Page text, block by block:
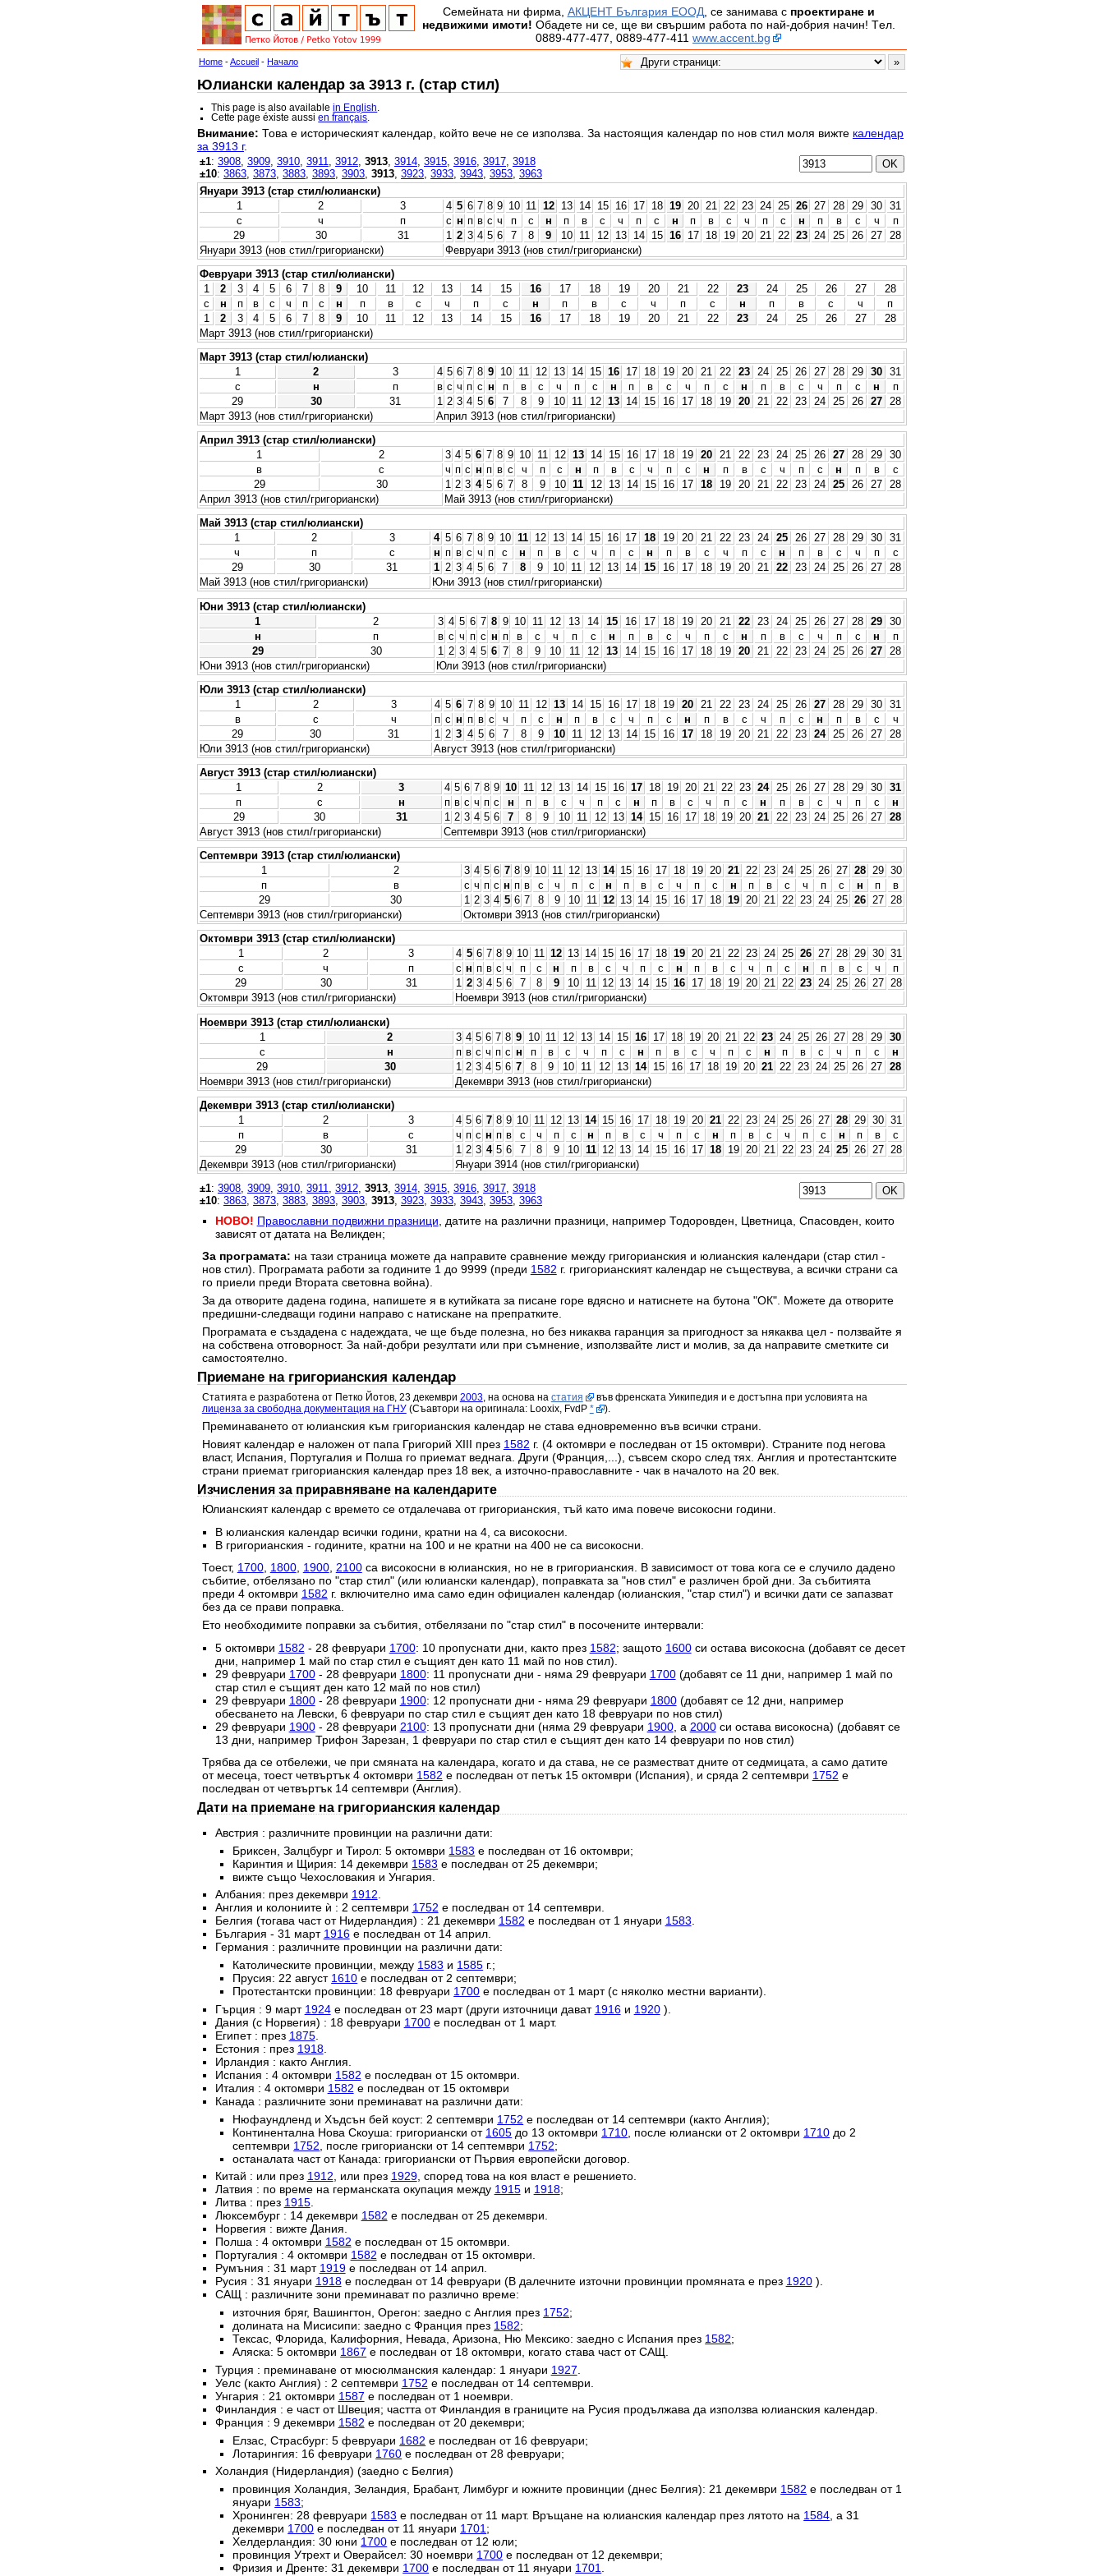
Семейната ни фирма, АКЦЕНТ България ЕООД, се занимава с проектиране и
недвижими имоти! Обадете ни се, ще ви свършим работа по най-добрия начин! Tел.
0889-477-477, 0889-477-411 www.accent.bg
Home -Accueil - Начало
Юлиански календар за 3913 г. (стар стил)
This page is also availablein English
Cette page éxiste aussien français
Внимание: Това е историческият календар, който вече не се използва. За настоящия календар по нов стил моля вижте календар
за 3913 г.
±1: 3908 3909 3910 3911 3912 3913 3914 3915 3916 3917 3918
±10: 3863 3873 3883 3893 3903 3913 3923 3933 3943 3953 3963
Януари 3913 (стар стил/юлиански)
1
2 3 4 5 6 7 8 9 10 11 12 13 14 15 16 17 18 19 20 21 22 23 24 25 26 27 28 29 30 31
с
ч п с н п в с ч п с н п в с ч п с н п в с ч п с н п в с ч
п
29
30 31 1 2 3 4 5 6 7 8 9 10 11 12 13 14 15 16 17 18 19 20 21 22 23 24 25 26 27
28
Януари 3913 (нов стил/григориански)
Февруари 3913 (нов стил/григориански)
Февруари 3913 (стар стил/юлиански)
1
2 3 4 5 6 7 8 9 10 11 12 13 14 15 16 17 18 19 20 21 22 23 24 25 26 27
28
с
н п в с ч п с н п в с ч п с н п в с ч п с н п в с ч
п
1
2 3 4 5 6 7 8 9 10 11 12 13 14 15 16 17 18 19 20 21 22 23 24 25 26 27
28
Март 3913 (нов стил/григориански)
Март 3913 (стар стил/юлиански)
1
2 3 4 5 6 7 8 9 10 11 12 13 14 15 16 17 18 19 20 21 22 23 24 25 26 27 28 29 30 31
с
н п в с ч п с н п в с ч п с н п в с ч п с н п в с ч п с н
п
29
30 31 1 2 3 4 5 6 7 8 9 10 11 12 13 14 15 16 17 18 19 20 21 22 23 24 25 26 27 28
Март 3913 (нов стил/григориански)
Април 3913 (нов стил/григориански)
Април 3913 (стар стил/юлиански)
1
2 3 4 5 6 7 8 9 10 11 12 13 14 15 16 17 18 19 20 21 22 23 24 25 26 27 28 29 30
в
с ч п с н п в с ч п с н п в с ч п с н п в с ч п с н п в
с
29
30 1 2 3 4 5 6 7 8 9 10 11 12 13 14 15 16 17 18 19 20 21 22 23 24 25 26 27 28
Април 3913 (нов стил/григориански)
Май 3913 (нов стил/григориански)
Май 3913 (стар стил/юлиански)
1
2 3 4 5 6 7 8 9 10 11 12 13 14 15 16 17 18 19 20 21 22 23 24 25 26 27 28 29 30 31
ч
п с н п в с ч п с н п в с ч п с н п в с ч п с н п в с ч п
с
29
30 31 1 2 3 4 5 6 7 8 9 10 11 12 13 14 15 16 17 18 19 20 21 22 23 24 25 26 27 28
Май 3913 (нов стил/григориански)
Юни 3913 (нов стил/григориански)
Юни 3913 (стар стил/юлиански)
1
2 3 4 5 6 7 8 9 10 11 12 13 14 15 16 17 18 19 20 21 22 23 24 25 26 27 28 29 30
н
п в с ч п с н п в с ч п с н п в с ч п с н п в с ч п с н
п
29
30 1 2 3 4 5 6 7 8 9 10 11 12 13 14 15 16 17 18 19 20 21 22 23 24 25 26 27
28
Юни 3913 (нов стил/григориански)
Юли 3913 (нов стил/григориански)
Юли 3913 (стар стил/юлиански)
1
2 3 4 5 6 7 8 9 10 11 12 13 14 15 16 17 18 19 20 21 22 23 24 25 26 27 28 29 30 31
в
с ч п с н п в с ч п с н п в с ч п с н п в с ч п с н п в с
ч
29
30 31 1 2 3 4 5 6 7 8 9 10 11 12 13 14 15 16 17 18 19 20 21 22 23 24 25 26 27
28
Юли 3913 (нов стил/григориански)
Август 3913 (нов стил/григориански)
Август 3913 (стар стил/юлиански)
1
2 3 4 5 6 7 8 9 10 11 12 13 14 15 16 17 18 19 20 21 22 23 24 25 26 27 28 29 30 31
п
с н п в с ч п с н п в с ч п с н п в с ч п с н п в с ч п с
н
29
30 31 1 2 3 4 5 6 7 8 9 10 11 12 13 14 15 16 17 18 19 20 21 22 23 24 25 26 27 28
Август 3913 (нов стил/григориански)
Септември 3913 (нов стил/григориански)
Септември 3913 (стар стил/юлиански)
1
2 3 4 5 6 7 8 9 10 11 12 13 14 15 16 17 18 19 20 21 22 23 24 25 26 27 28 29 30
п
в с ч п с н п в с ч п с н п в с ч п с н п в с ч п с н п
в
29
30 1 2 3 4 5 6 7 8 9 10 11 12 13 14 15 16 17 18 19 20 21 22 23 24 25 26 27 28
Септември 3913 (нов стил/григориански)
Октомври 3913 (нов стил/григориански)
Октомври 3913 (стар стил/юлиански)
1
2 3 4 5 6 7 8 9 10 11 12 13 14 15 16 17 18 19 20 21 22 23 24 25 26 27 28 29 30 31
с
ч п с н п в с ч п с н п в с ч п с н п в с ч п с н п в с ч
п
29
30 31 1 2 3 4 5 6 7 8 9 10 11 12 13 14 15 16 17 18 19 20 21 22 23 24 25 26 27 28
Октомври 3913 (нов стил/григориански)
Ноември 3913 (нов стил/григориански)
Ноември 3913 (стар стил/юлиански)
1
2 3 4 5 6 7 8 9 10 11 12 13 14 15 16 17 18 19 20 21 22 23 24 25 26 27 28 29 30
с
н п в с ч п с н п в с ч п с н п в с ч п с н п в с ч п с
н
29
30 1 2 3 4 5 6 7 8 9 10 11 12 13 14 15 16 17 18 19 20 21 22 23 24 25 26 27 28
Ноември 3913 (нов стил/григориански)
Декември 3913 (нов стил/григориански)
Декември 3913 (стар стил/юлиански)
1
2 3 4 5 6 7 8 9 10 11 12 13 14 15 16 17 18 19 20 21 22 23 24 25 26 27 28 29 30 31
п
в с ч п с н п в с ч п с н п в с ч п с н п в с ч п с н п в
с
29
30 31 1 2 3 4 5 6 7 8 9 10 11 12 13 14 15 16 17 18 19 20 21 22 23 24 25 26 27
28
Декември 3913 (нов стил/григориански)
Януари 3914 (нов стил/григориански)
±1: 3908 3909 3910 3911 3912 3913 3914 3915 3916 3917 3918
±10: 3863 3873 3883 3893 3903 3913 3923 3933 3943 3953 3963
НОВО! Православни подвижни празници , датите на различни празници, например Тодоровден, Цветница, Спасовден, които
зависят от датата на Великден;
За програмата: на тази страница можете да направите сравнение между григорианския и юлианския календари (стар стил -
нов стил). Програмата работи за годините 1 до 9999 (преди 1582 г. григорианският календар не съществува, а всички страни са
го приели преди Втората световна война).
За да отворите дадена година, напишете я в кутийката за писане горе вдясно и натиснете на бутона "ОК". Можете да отворите
предишни-следващи години направо с натискане на препратките.
Програмата е създадена с надеждата, че ще бъде полезна, но без никаква гаранция за пригодност за някаква цел - ползвайте я
на собствена отговорност. За най-добри резултати или при съмнение, използвайте лист и молив, за да направите сметките си
самостоятелно.
Приемане на григорианския календар
Статията е разработена от Петко Йотов, 23 декември 2003, на основа на статия
във френската Уикипедия и е достъпна при условията на
лиценза за свободна документация на ГНУ(Съавтори на оригинала: Looxix, FvdP * ).
Преминаването от юлианския към григорианския календар не става едновременно във всички страни.
Новият календар е наложен от папа Григорий XIII през 1582 г. (4 октомври е последван от 15 октомври). Страните под негова
власт, Испания, Португалия и Полша го приемат веднага. Други (Франция,...), съвсем скоро след тях. Англия и протестантските
страни приемат григорианския календар през 18 век, а източно-православните - чак в началото на 20 век.
Изчисления за приравняване на календарите
Юлианският календар с времето се отдалечава от григорианския, тъй като има повече високосни години.
В юлианския календар всички години, кратни на 4, са високосни.
В григорианския - годините, кратни на 100 и не кратни на 400 не са високосни.
Тоест, 1700, 1800, 1900, 2100са високосни в юлианския, но не в григорианския. В зависимост от това кога се е случило дадено
събитие, отбелязано по "стар стил" (или юлиански календар), поправката за "нов стил" е различен брой дни. За събитията
преди 4 октомври 1582 г. включително има само един официален календар (юлианския, "стар стил") и всички дати се запазват
без да се прави поправка.
Ето необходимите поправки за събития, отбелязани по "стар стил" в посочените интервали:
5 октомври 1582 - 28 февруари 1700: 10 пропуснати дни, както през 1582; защото 1600си остава високосна (добавят се десет
дни, например 1 май по стар стил е същият ден като 11 май по нов стил).
29 февруари 1700- 28 февруари 1800: 11 пропуснати дни - няма 29 февруари 1700(добавят се 11 дни, например 1 май по
стар стил е същият ден като 12 май по нов стил)
29 февруари 1800- 28 февруари 1900: 12 пропуснати дни - няма 29 февруари 1800(добавят се 12 дни, например
обесването на Левски, 6 февруари по стар стил е същият ден като 18 февруари по нов стил)
29 февруари 1900- 28 февруари 2100: 13 пропуснати дни (няма 29 февруари 1900, а 2000си остава високосна) (добавят се
13 дни, например Трифон Зарезан, 1 февруари по стар стил е същият ден като 14 февруари по нов стил)
Трябва да се отбележи, че при смяната на календара, когато и да става, не се разместват дните от седмицата, а само датите
от месеца, тоест четвъртък 4 октомври 1582 е последван от петък 15 октомври (Испания), и сряда 2 септември 1752 е
последван от четвъртък 14 септември (Англия).
Дати на приемане на григорианския календар
Австрия : различните провинции на различни дати:
Бриксен, Залцбург и Тирол: 5 октомври 1583 е последван от 16 октомври;
Каринтия и Щирия: 14 декември 1583 е последван от 25 декември;
вижте също Чехословакия и Унгария.
Албания: през декември 1912.
Англия и колониите ѝ : 2 септември 1752 е последван от 14 септември.
Белгия (тогава част от Нидерландия) : 21 декември 1582 е последван от 1 януари 1583.
България - 31 март 1916е последван от 14 април.
Германия : различните провинции на различни дати:
Католическите провинции, между 1583 и 1585 г.;
Прусия: 22 август 1610 е последван от 2 септември;
Протестантски провинции: 18 февруари 1700 е последван от 1 март (с няколко местни варианти).
Гърция : 9 март 1924е последван от 23 март (други източници дават 1916и 1920).
Дания (с Норвегия) : 18 февруари 1700е последван от 1 март.
Египет : през 1875.
Естония : през 1918.
Ирландия : както Англия.
Испания : 4 октомври 1582 е последван от 15 октомври.
Италия : 4 октомври 1582 е последван от 15 октомври
Канада : различните зони преминават на различни дати:
Нюфаундленд и Хъдсън бей коуст: 2 септември 1752 е последван от 14 септември (както Англия);
Континентална Нова Скоуша: григориански от 1605 до 13 октомври 1710 , после юлиански от 2 октомври 1710 до 2
септември 1752 , после григориански от 14 септември 1752;
останалата част от Канада: григориански от Първия европейски договор.
Китай : или през 1912, или през 1929, според това на коя власт е решението.
Латвия : по време на германската окупация между 1915и 1918;
Литва : през 1915.
Люксембург : 14 декември 1582 е последван от 25 декември.
Норвегия : вижте Дания.
Полша : 4 октомври 1582 е последван от 15 октомври.
Португалия : 4 октомври 1582 е последван от 15 октомври.
Румъния : 31 март 1919е последван от 14 април.
Русия : 31 януари 1918е последван от 14 февруари (В далечните източни провинции промяната е през 1920).
САЩ : различните зони преминават по различно време:
източния бряг, Вашингтон, Орегон: заедно с Англия през 1752;
долината на Мисисипи: заедно с Франция през 1582;
Тексас, Флорида, Калифорния, Невада, Аризона, Ню Мексико: заедно с Испания през 1582;
Аляска: 5 октомври 1867 е последван от 18 октомври, когато става част от САЩ.
Турция : преминаване от мюсюлманския календар: 1 януари 1927
Уелс (както Англия) : 2 септември 1752 е последван от 14 септември.
Унгария : 21 октомври 1587 е последван от 1 ноември.
Финландия : е част от Швеция; частта от Финландия в границите на Русия продължава да използва юлианския календар.
Франция : 9 декември 1582 е последван от 20 декември;
Елзас, Страсбург: 5 февруари 1682 е последван от 16 февруари;
Лотарингия: 16 февруари 1760 е последван от 28 февруари;
Холандия (Нидерландия) (заедно с Белгия)
провинция Холандия, Зеландия, Брабант, Лимбург и южните провинции (днес Белгия): 21 декември 1582 е последван от 1
януари 1583;
Хронинген: 28 февруари 1583 е последван от 11 март. Връщане на юлианския календар през лятото на 1584 , а 31
декември 1700 е последван от 11 януари 1701 ;
Хелдерландия: 30 юни 1700 е последван от 12 юли;
провинция Утрехт и Оверайсел: 30 ноември 1700 е последван от 12 декември;
Фризия и Дренте: 31 декември 1700 е последван от 11 януари 1701